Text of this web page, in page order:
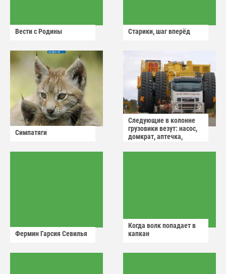
Вести с Родины Старики, шаг вперёд
Симпатяги
Следующие в колонне
грузовики везут: насос,
домкрат, аптечка,
Фермин Гарсия Севилья
Когда волк попадает в
капкан